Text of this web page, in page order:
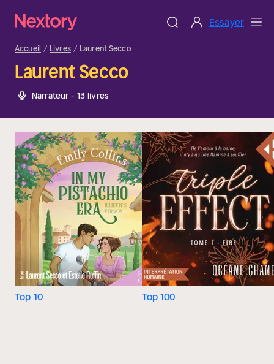
Essayer
Accueil Livres Laurent Secco
Laurent Secco
Narrateur - 13 livres
Top 10 Top 100